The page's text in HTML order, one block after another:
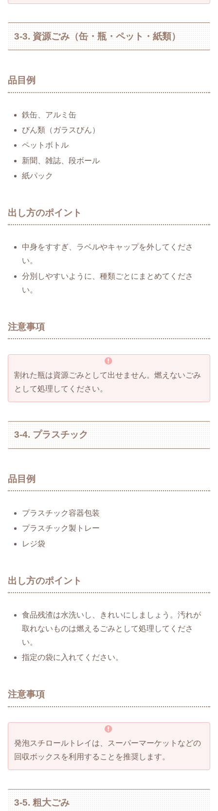
3-3. 資源ごみ（缶・瓶・ペット・紙類）
品目例
鉄缶、アルミ缶
びん類（ガラスびん）
ペットボトル
新聞、雑誌、段ボール
紙パック
出し方のポイント
中身をすすぎ、ラベルやキャップを外してくださ
い。
分別しやすいように、種類ごとにまとめてくださ
い。
注意事項
割れた瓶は資源ごみとして出せません。燃えないごみ
として処理してください。
3-4. プラスチック
品目例
プラスチック容器包装
プラスチック製トレー
レジ袋
出し方のポイント
食品残渣は水洗いし、きれいにしましょう。汚れが
取れないものは燃えるごみとして処理してくださ
い。
指定の袋に入れてください。
注意事項
発泡スチロールトレイは、スーパーマーケットなどの
回収ボックスを利用することを推奨します。
3-5. 粗大ごみ